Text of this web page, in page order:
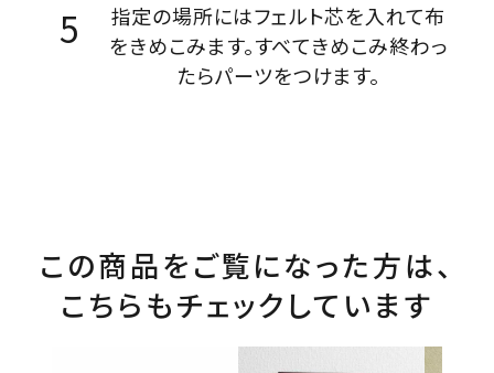
指定の場所にはフェルト芯を入れて布
をきめこみます。すべてきめこみ終わっ
たらパーツをつけます。
この商品をご覧になった方は、
こちらもチェックしています